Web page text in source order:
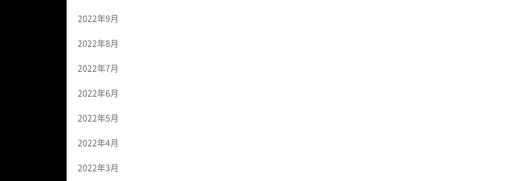
2022年9月
2022年8月
2022年7月
2022年6月
2022年5月
2022年4月
2022年3月